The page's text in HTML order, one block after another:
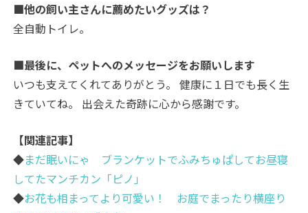
■他の飼い主さんに薦めたいグッズは？
全自動トイレ。
■最後に、ペットへのメッセージをお願いします
いつも支えてくれてありがとう。 健康に１日でも長く生
きていてね。 出会えた奇跡に心から感謝です。
【関連記事】
◆まだ眠いにゃ ブランケットでふみちゅぱしてお昼寝
してたマンチカン「ピノ」
◆お花も相まってより可愛い！ お庭でまったり横座り